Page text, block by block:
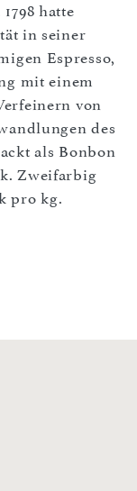
hatte
in seiner
Espresso,
mit einem
von
des
als Bonbon
Zweifarbig
pro kg.